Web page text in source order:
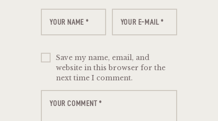
Save my name, email, and
website in this browser for the
next time I comment.